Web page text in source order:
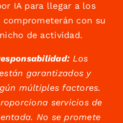
IA para llegar a los
comprometerán con su
de actividad.
Los
garantizados y
múltiples factores.
servicios de
No se promete